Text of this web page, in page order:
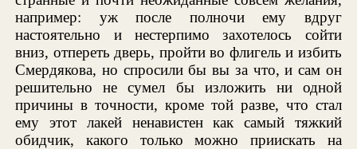
например: уж после полночи ему вдруг
настоятельно и нестерпимо захотелось сойти
вниз, отпереть дверь, пройти во флигель и избить
Смердякова, но спросили бы вы за что, и сам он
решительно не сумел бы изложить ни одной
причины в точности, кроме той разве, что стал
ему этот лакей ненавистен как самый тяжкий
обидчик, какого только можно приискать на